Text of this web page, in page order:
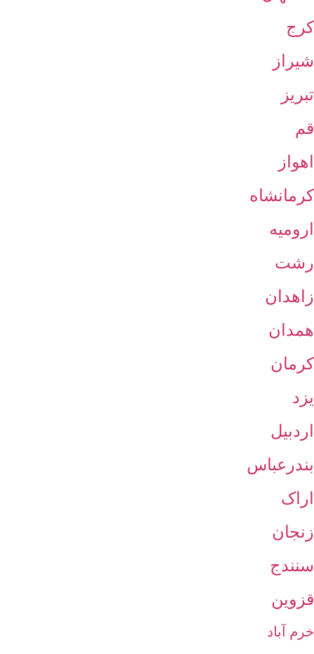
کرج
شیراز
تبریز
قم
اهواز
کرمانشاه
ارومیه
رشت
زاهدان
همدان
کرمان
یزد
اردبیل
بندرعباس
اراک
زنجان
سنندج
قزوین
خرم آباد